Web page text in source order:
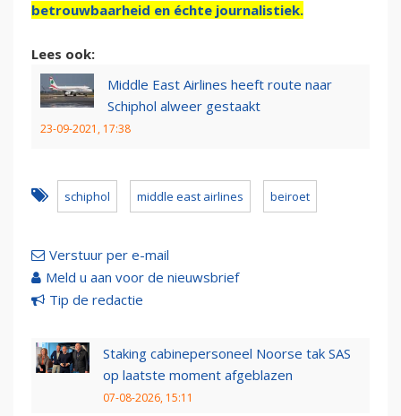
betrouwbaarheid en échte journalistiek.
Lees ook:
Middle East Airlines heeft route naar
Schiphol alweer gestaakt
23-09-2021, 17:38
schiphol middle east airlines beiroet
Verstuur per e-mail
Meld u aan voor de nieuwsbrief
Tip de redactie
Staking cabinepersoneel Noorse tak SAS
op laatste moment afgeblazen
07-08-2026, 15:11